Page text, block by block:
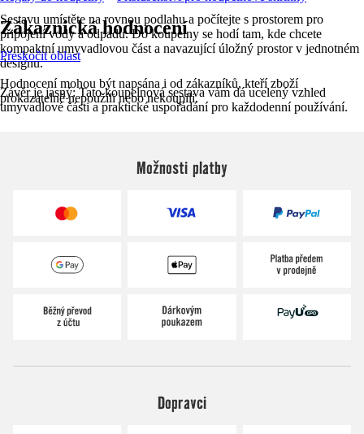
Sestavu umístěte na rovnou podlahu a počítejte s prostorem pro
připojení vody a odpadu. Do koupelny se hodí tam, kde chcete
kompaktní umyvadlovou část a navazující úložný prostor v jednotném
designu.
Závěr je jasný: Tato koupelnová sestava vám dá ucelený vzhled
umyvadlové části a praktické uspořádání pro každodenní používání.
Zákaznická hodnocení
Přeskočit oblast
Hodnocení mohou být napsána i od zákazníků, kteří zboží
prokazatelně nepoužili nebo nekoupili.
Možnosti platby
Dopravci